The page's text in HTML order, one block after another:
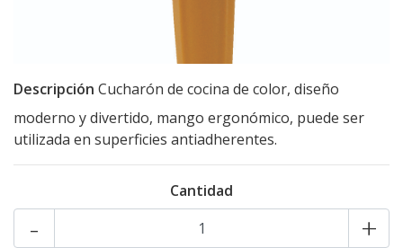
Descripción Cucharón de cocina de color, diseño
moderno y divertido, mango ergonómico, puede ser
utilizada en superficies antiadherentes.
Cantidad
+
-